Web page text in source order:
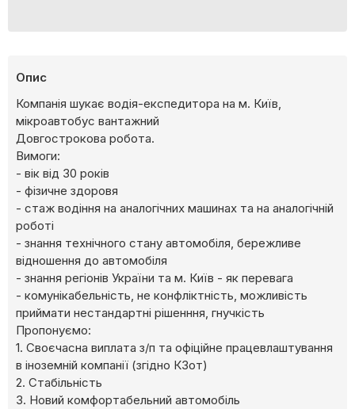
Опис
Компанія шукає водія-експедитора на м. Київ,
мікроавтобус вантажний
Довгострокова робота.
Вимоги:
- вік від 30 років
- фізичне здоровя
- стаж водіння на аналогічних машинах та на аналогічній
роботі
- знання технічного стану автомобіля, бережливе
відношення до автомобіля
- знання регіонів України та м. Київ - як перевага
- комунікабельність, не конфліктність, можливість
приймати нестандартні рішенння, гнучкість
Пропонуємо:
1. Своєчасна виплата з/п та офіційне працевлаштування
в іноземній компанії (згідно КЗот)
2. Стабільність
3. Новий комфортабельний автомобіль